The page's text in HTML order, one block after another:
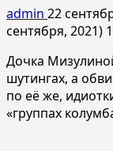
admin 22
сентября, 2021)
Дочка
шутингах, а
по её же,
«группах